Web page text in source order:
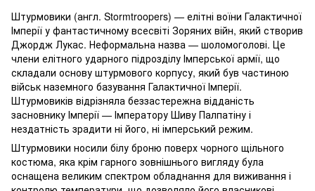
Штурмовики (англ. Stormtroopers) — елітні воїни Галактичної
Імперії у фантастичному всесвіті Зоряних війн, який створив
Джордж Лукас. Неформальна назва — шоломоголові. Це
члени елітного ударного підрозділу Імперської армії, що
складали основу штурмового корпусу, який був частиною
військ наземного базування Галактичної Імперії.
Штурмовиків відрізняла беззастережна відданість
засновнику Імперії — Імператору Шиву Палпатіну і
нездатність зрадити ні його, ні імперський режим.
Штурмовики носили білу броню поверх чорного щільного
костюма, яка крім гарного зовнішнього вигляду була
оснащена великим спектром обладнання для виживання і